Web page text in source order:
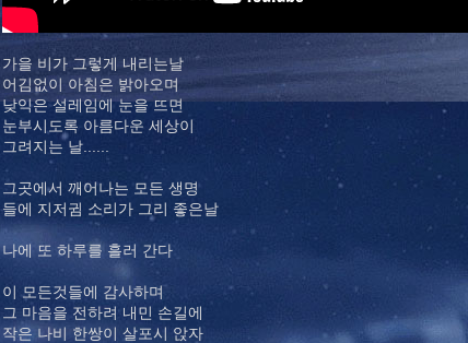
가을 비가 그렇게 내리는날
어김없이 아침은 밝아오며
낮익은 설레임에 눈을 뜨면
눈부시도록 아름다운 세상이
그려지는 날......
그곳에서 깨어나는 모든 생명
들에 지저귐 소리가 그리 좋은날
나에 또 하루를 흘러 간다
이 모든것들에 감사하며
그 마음을 전하려 내민 손길에
작은 나비 한쌍이 살포시 앉자